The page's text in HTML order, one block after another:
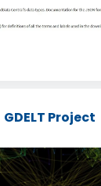
GDELT Project